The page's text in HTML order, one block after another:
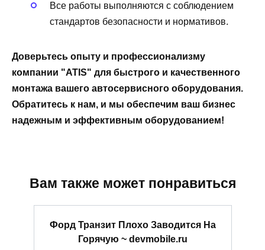
Все работы выполняются с соблюдением
стандартов безопасности и нормативов.
Доверьтесь опыту и профессионализму
компании "ATIS" для быстрого и качественного
монтажа вашего автосервисного оборудования.
Обратитесь к нам, и мы обеспечим ваш бизнес
надежным и эффективным оборудованием!
Вам также может понравиться
Форд Транзит Плохо Заводится На
Горячую ~ devmobile.ru